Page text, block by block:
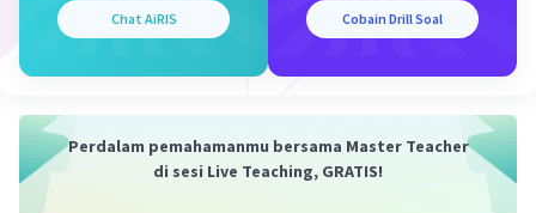
Dengan demikian, jawaban yang tepat adalah b.
kurva isocost akan berotasi apabila terjadi
perubahan harga salah satu faktor produksi
Chat AiRIS Cobain Drill Soal
Perdalam pemahamanmu bersama Master Teacher
di sesi Live Teaching, GRATIS!